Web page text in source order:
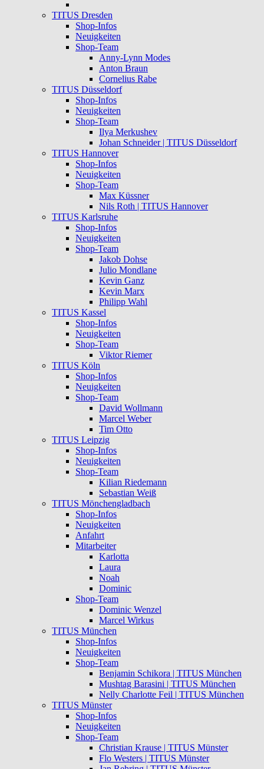
TITUS Dresden
Shop-Infos
Neuigkeiten
Shop-Team
Anny-Lynn Modes
Anton Braun
Cornelius Rabe
TITUS Düsseldorf
Shop-Infos
Neuigkeiten
Shop-Team
Ilya Merkushev
Johan Schneider | TITUS Düsseldorf
TITUS Hannover
Shop-Infos
Neuigkeiten
Shop-Team
Max Küssner
Nils Roth | TITUS Hannover
TITUS Karlsruhe
Shop-Infos
Neuigkeiten
Shop-Team
Jakob Dohse
Julio Mondlane
Kevin Ganz
Kevin Marx
Philipp Wahl
TITUS Kassel
Shop-Infos
Neuigkeiten
Shop-Team
Viktor Riemer
TITUS Köln
Shop-Infos
Neuigkeiten
Shop-Team
David Wollmann
Marcel Weber
Tim Otto
TITUS Leipzig
Shop-Infos
Neuigkeiten
Shop-Team
Kilian Riedemann
Sebastian Weiß
TITUS Mönchengladbach
Shop-Infos
Neuigkeiten
Anfahrt
Mitarbeiter
Karlotta
Laura
Noah
Dominic
Shop-Team
Dominic Wenzel
Marcel Wirkus
TITUS München
Shop-Infos
Neuigkeiten
Shop-Team
Benjamin Schikora | TITUS München
Mushtag Barasini | TITUS München
Nelly Charlotte Feil | TITUS München
TITUS Münster
Shop-Infos
Neuigkeiten
Shop-Team
Christian Krause | TITUS Münster
Flo Westers | TITUS Münster